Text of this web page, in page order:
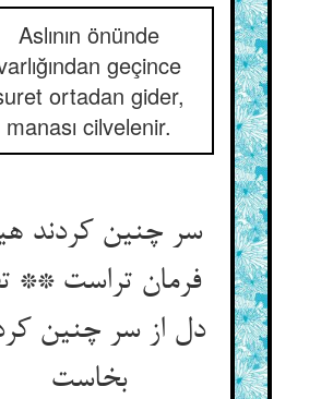
Aslının önünde
geçince
ortadan gider,
manası cilvelenir.
سر چنین کردند
فرمان تراست **
دل از سر چنین
بخاست